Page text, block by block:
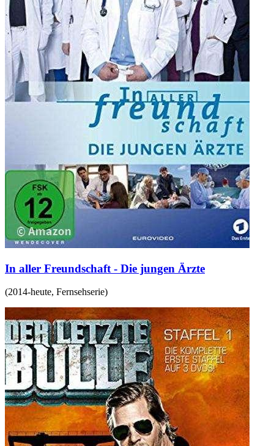
In aller Freundschaft - Die jungen Ärzte
(2014-heute, Fernsehserie)